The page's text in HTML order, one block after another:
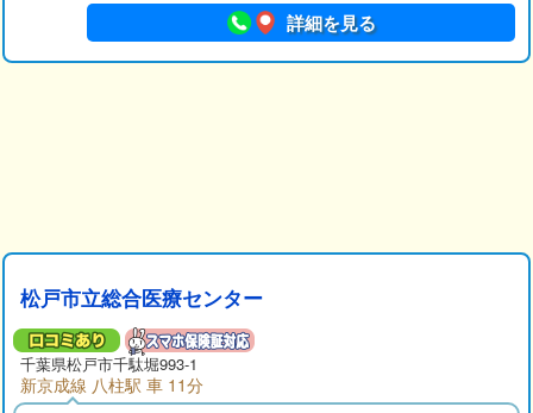
詳細を見る
松戸市立総合医療センター
千葉県松戸市千駄堀993-1
新京成線 八柱駅 車 11分